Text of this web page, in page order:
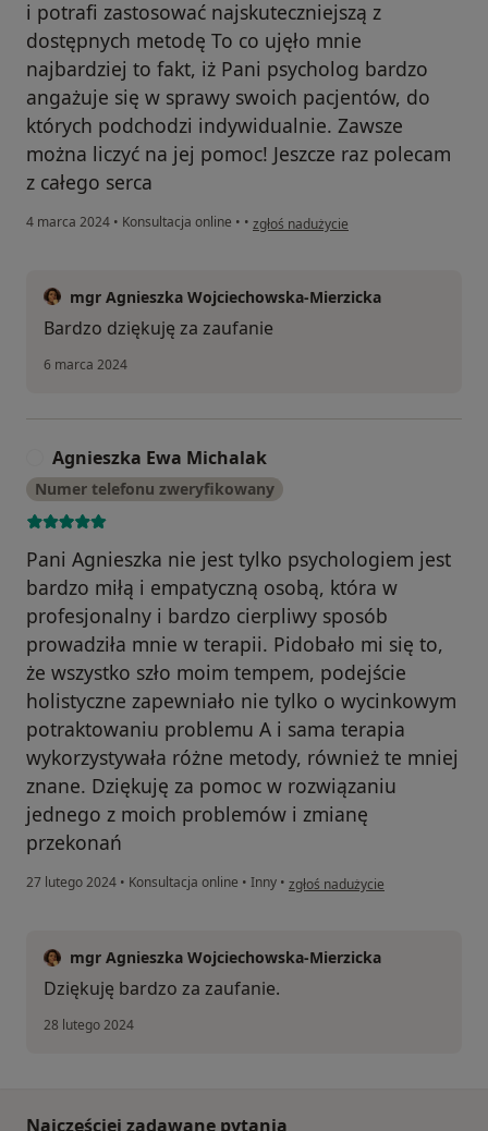
i potrafi zastosować najskuteczniejszą z
dostępnych metodę To co ujęło mnie
najbardziej to fakt, iż Pani psycholog bardzo
angażuje się w sprawy swoich pacjentów, do
których podchodzi indywidualnie. Zawsze
można liczyć na jej pomoc! Jeszcze raz polecam
z całego serca
4 marca 2024 • Konsultacja online • • w opinii użytkownika Alicja Stupienko
zgłoś nadużycie
mgr Agnieszka Wojciechowska-Mierzicka
Bardzo dziękuję za zaufanie
6 marca 2024
Agnieszka Ewa Michalak
Numer telefonu zweryfikowany
Pani Agnieszka nie jest tylko psychologiem jest
bardzo miłą i empatyczną osobą, która w
profesjonalny i bardzo cierpliwy sposób
prowadziła mnie w terapii. Pidobało mi się to,
że wszystko szło moim tempem, podejście
holistyczne zapewniało nie tylko o wycinkowym
potraktowaniu problemu A i sama terapia
wykorzystywała różne metody, również te mniej
znane. Dziękuję za pomoc w rozwiązaniu
jednego z moich problemów i zmianę
przekonań
27 lutego 2024 • Konsultacja online • Inny • w opinii użytkownika Agnieszka
zgłoś nadużycie
mgr Agnieszka Wojciechowska-Mierzicka
Dziękuję bardzo za zaufanie.
28 lutego 2024
Najczęściej zadawane pytania